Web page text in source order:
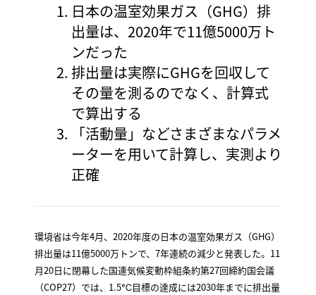
日本の温室効果ガス（GHG）排
出量は、2020年で11億5000万ト
ンだった
排出量は実際にGHGを回収して
その量を測るのでなく、計算式
で算出する
「活動量」などさまざまなパラメ
ーターを用いて計算し、実測より
正確
環境省は今年4月、2020年度の日本の温室効果ガス（GHG）
排出量は11億5000万トンで、7年連続の減少と発表した。11
月20日に閉幕した国連気候変動枠組条約第27回締約国会議
（COP27）では、1.5℃目標の達成には2030年までに排出量